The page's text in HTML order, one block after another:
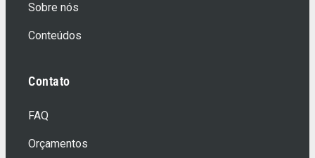
Sobre nós
Conteúdos
Contato
FAQ
Orçamentos